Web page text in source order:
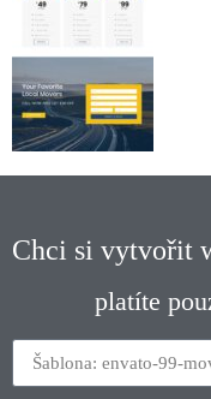
Chci si vytvořit
platíte